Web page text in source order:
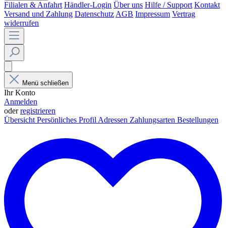
Filialen & Anfahrt Händler-Login Über uns Hilfe / Support Kontakt
Versand und Zahlung Datenschutz AGB Impressum Vertrag
widerrufen
Menü schließen
Ihr Konto
Anmelden
oderregistrieren
Übersicht Persönliches Profil Adressen Zahlungsarten Bestellungen